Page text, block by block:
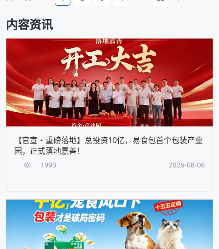
内容资讯
【官宣・重磅落地】总投资10亿，易食包首个包装产业
园，正式落地嘉善！
1993 2026-08-06